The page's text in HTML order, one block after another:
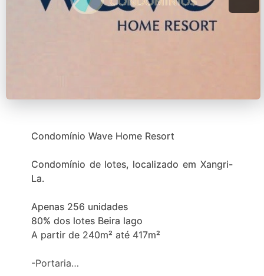
Condomínio Wave Home Resort
Condomínio de lotes, localizado em Xangri-
La.
Apenas 256 unidades
80% dos lotes Beira lago
A partir de 240m² até 417m²
-Portaria